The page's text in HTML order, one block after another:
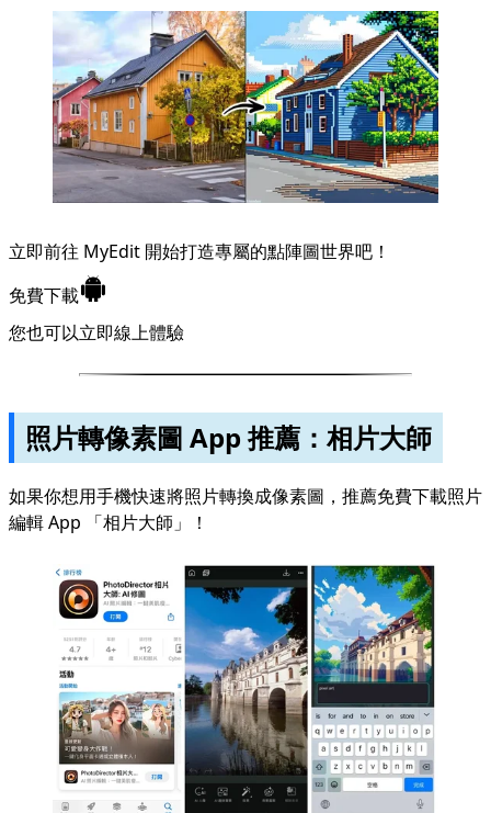
立即前往 MyEdit 開始打造專屬的點陣圖世界吧！
免費下載
您也可以立即線上體驗
照片轉像素圖 App 推薦：相片大師
如果你想用手機快速將照片轉換成像素圖，推薦免費下載照片
編輯 App 「相片大師」！